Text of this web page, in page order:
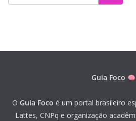
Guia Foco
O Guia Foco é um portal brasileiro
Lattes, CNPq e organização